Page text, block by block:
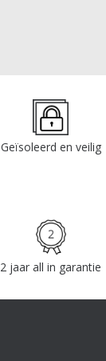
Geïsoleerd en veilig
2 jaar all in garantie